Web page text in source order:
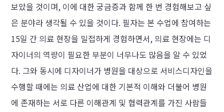
보았을 것이며, 이에 대한 궁금증과 함께 한 번 경험해보고 싶
은 분야라 생각될 수 있을 것이다. 필자는 본 수업에 참여하는
15일 간 의료 현장을 밀접하게 경험하면서, 의료 현장에는 디
자이너의 역량이 필요한 부분이 너무나도 많음을 알 수 있었
다. 그와 동시에 디자이너가 병원을 대상으로 서비스디자인을
수행할 때에는 의료 산업에 대한 기본적 이해와 더불어 병원
에 존재하는 서로 다른 이해관계 및 협력관계를 가진 사람들